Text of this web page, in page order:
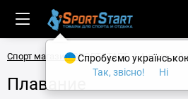
Спорт магазин SPORTSTART Активный
Плавание
Спробуємо
Так, звісно!
Ні